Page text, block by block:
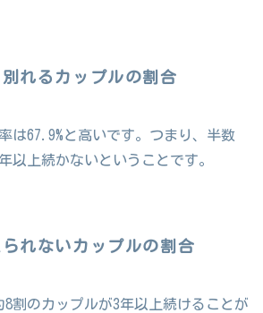
れるカップルの割合
は67.9%と高いです。つまり、半数
以上続かないということです。
れないカップルの割合
割のカップルが3年以上続けることが